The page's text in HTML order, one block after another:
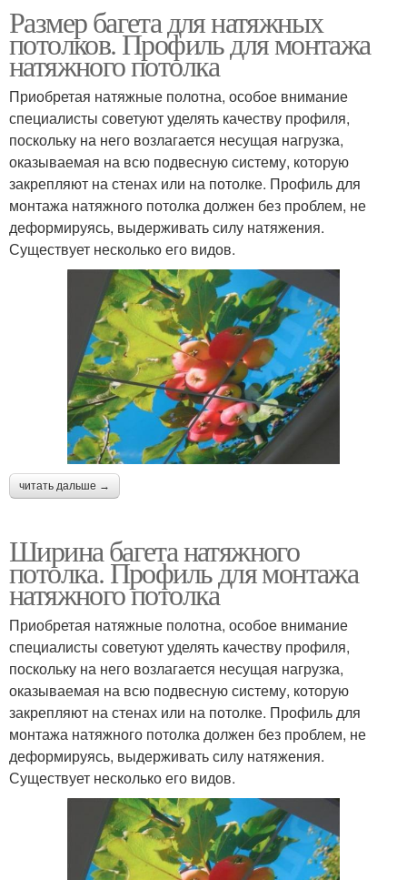
Размер багета для натяжных
потолков. Профиль для монтажа
натяжного потолка
Приобретая натяжные полотна, особое внимание
специалисты советуют уделять качеству профиля,
поскольку на него возлагается несущая нагрузка,
оказываемая на всю подвесную систему, которую
закрепляют на стенах или на потолке. Профиль для
монтажа натяжного потолка должен без проблем, не
деформируясь, выдерживать силу натяжения.
Существует несколько его видов.
читать дальше →
Ширина багета натяжного
потолка. Профиль для монтажа
натяжного потолка
Приобретая натяжные полотна, особое внимание
специалисты советуют уделять качеству профиля,
поскольку на него возлагается несущая нагрузка,
оказываемая на всю подвесную систему, которую
закрепляют на стенах или на потолке. Профиль для
монтажа натяжного потолка должен без проблем, не
деформируясь, выдерживать силу натяжения.
Существует несколько его видов.